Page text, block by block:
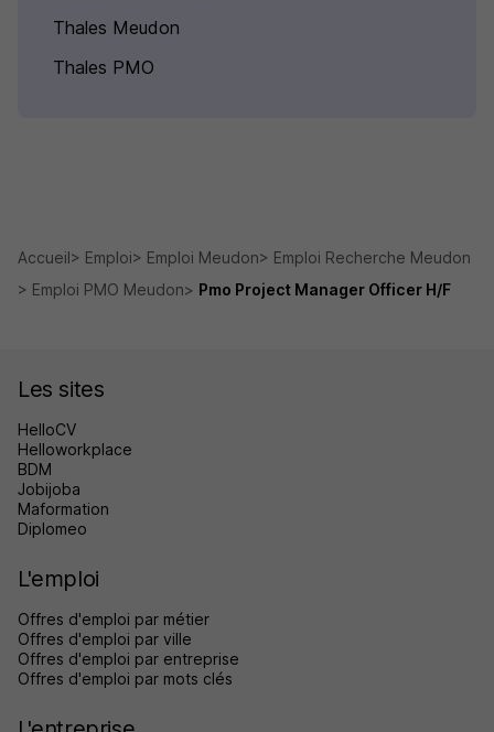
Thales Meudon
Thales PMO
Accueil Emploi Emploi Meudon
Emploi Recherche Meudon
Emploi PMO Meudon
Pmo Project Manager Officer H/F
Les sites
HelloCV
Helloworkplace
BDM
Jobijoba
Maformation
Diplomeo
L'emploi
Offres d'emploi par métier
Offres d'emploi par ville
Offres d'emploi par entreprise
Offres d'emploi par mots clés